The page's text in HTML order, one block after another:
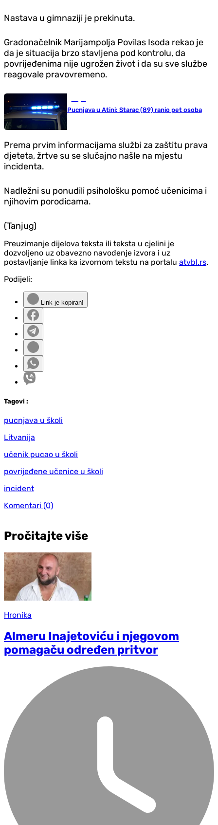
Nastava u gimnaziji je prekinuta.
Gradonačelnik Marijampolja Povilas Isoda rekao je
da je situacija brzo stavljena pod kontrolu, da
povrijeđenima nije ugrožen život i da su sve službe
reagovale pravovremeno.
Pucnjava u Atini: Starac (89) ranio pet osoba
Prema prvim informacijama službi za zaštitu prava
djeteta, žrtve su se slučajno našle na mjestu
incidenta.
Nadležni su ponudili psihološku pomoć učenicima i
njihovim porodicama.
(Tanjug)
Preuzimanje dijelova teksta ili teksta u cjelini je
dozvoljeno uz obavezno navođenje izvora i uz
postavljanje linka ka izvornom tekstu na portalu atvbl.rs.
Podijeli:
Link je kopiran!
Tagovi :
pucnjava u školi
Litvanija
učenik pucao u školi
povrijeđene učenice u školi
incident
Komentari (0)
Pročitajte više
Hronika
Almeru Inajetoviću i njegovom
pomagaču određen pritvor